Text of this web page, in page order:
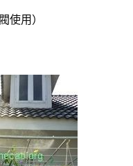
使用）